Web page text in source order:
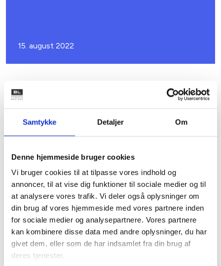
Samtykke Detaljer Om
Denne hjemmeside bruger cookies
Vi bruger cookies til at tilpasse vores indhold og
annoncer, til at vise dig funktioner til sociale medier og til
at analysere vores trafik. Vi deler også oplysninger om
din brug af vores hjemmeside med vores partnere inden
for sociale medier og analysepartnere. Vores partnere
kan kombinere disse data med andre oplysninger, du har
givet dem, eller som de har indsamlet fra din brug af
deres tjenester.
15. august 2022
HØRINGSSVAR
intern elektricitetsforbindelse
04. november 2022
Rådgivning om solceller